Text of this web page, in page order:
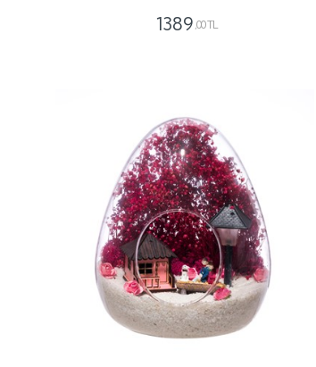
1389 ,00 TL